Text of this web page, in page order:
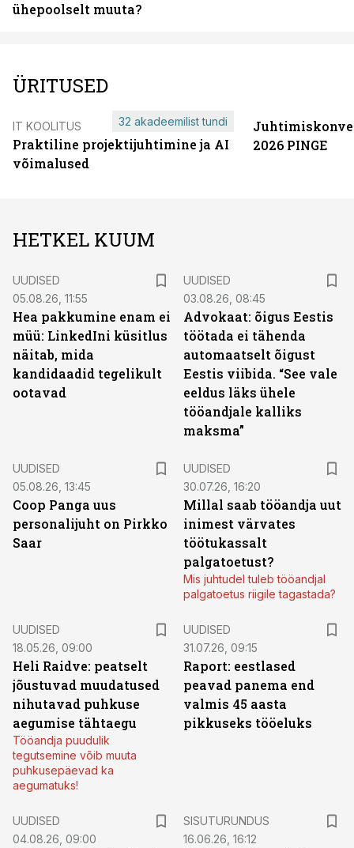
ühepoolselt muuta?
ÜRITUSED
IT KOOLITUS
Praktiline projektijuhtimine ja AI
võimalused
32 akadeemilist tundi
2026 PINGE
HETKEL KUUM
UUDISED
05.08.26, 11:55
Hea pakkumine enam ei
müü: LinkedIni küsitlus
näitab, mida
kandidaadid tegelikult
ootavad
UUDISED
03.08.26, 08:45
Advokaat: õigus Eestis
töötada ei tähenda
automaatselt õigust
Eestis viibida. “See vale
eeldus läks ühele
tööandjale kalliks
maksma”
UUDISED
05.08.26, 13:45
Coop Panga uus
personalijuht on Pirkko
Saar
UUDISED
30.07.26, 16:20
Millal saab tööandja uut
inimest värvates
töötukassalt
palgatoetust?
Mis juhtudel tuleb tööandjal
palgatoetus riigile tagastada?
UUDISED
18.05.26, 09:00
Heli Raidve: peatselt
jõustuvad muudatused
nihutavad puhkuse
aegumise tähtaegu
Tööandja puudulik
tegutsemine võib muuta
puhkusepäevad ka
aegumatuks!
UUDISED
31.07.26, 09:15
Raport: eestlased
peavad panema end
valmis 45 aasta
pikkuseks tööeluks
UUDISED
04.08.26, 09:00
SISUTURUNDUS
16.06.26, 16:12